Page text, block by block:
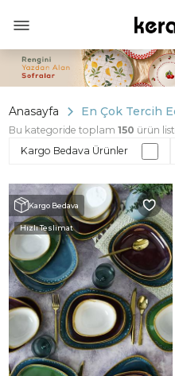
Anasayfa En Çok Tercih
Bu kategoride toplam 150 ürün
Kargo Bedava Ürünler
Kargo Bedava
Hızlı Teslimat